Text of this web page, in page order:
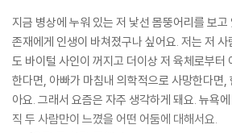
지금 병상에 누워 있는 저 낯선 몸뚱어리를 보
존재에게 인생이 바쳐졌구나 싶어요. 저는 저 사
도 바이털 사인이 꺼지고 더이상 저 육체로부터
한다면, 아빠가 마침내 의학적으로 사망한다면,
아요. 그래서 요즘은 자주 생각하게 돼요. 뉴욕
직 두 사람만이 느꼈을 어떤 어둠에 대해서요.